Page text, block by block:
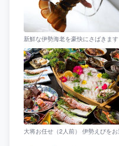
新鮮な伊勢海老を豪快にさばきます